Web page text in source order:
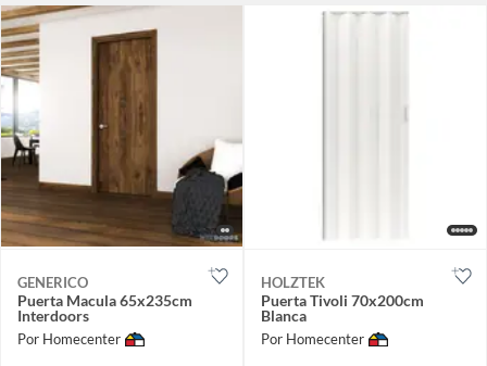
GENERICO
Puerta Macula 65x235cm
Interdoors
Por Homecenter
HOLZTEK
Puerta Tivoli 70x200cm
Blanca
Por Homecenter